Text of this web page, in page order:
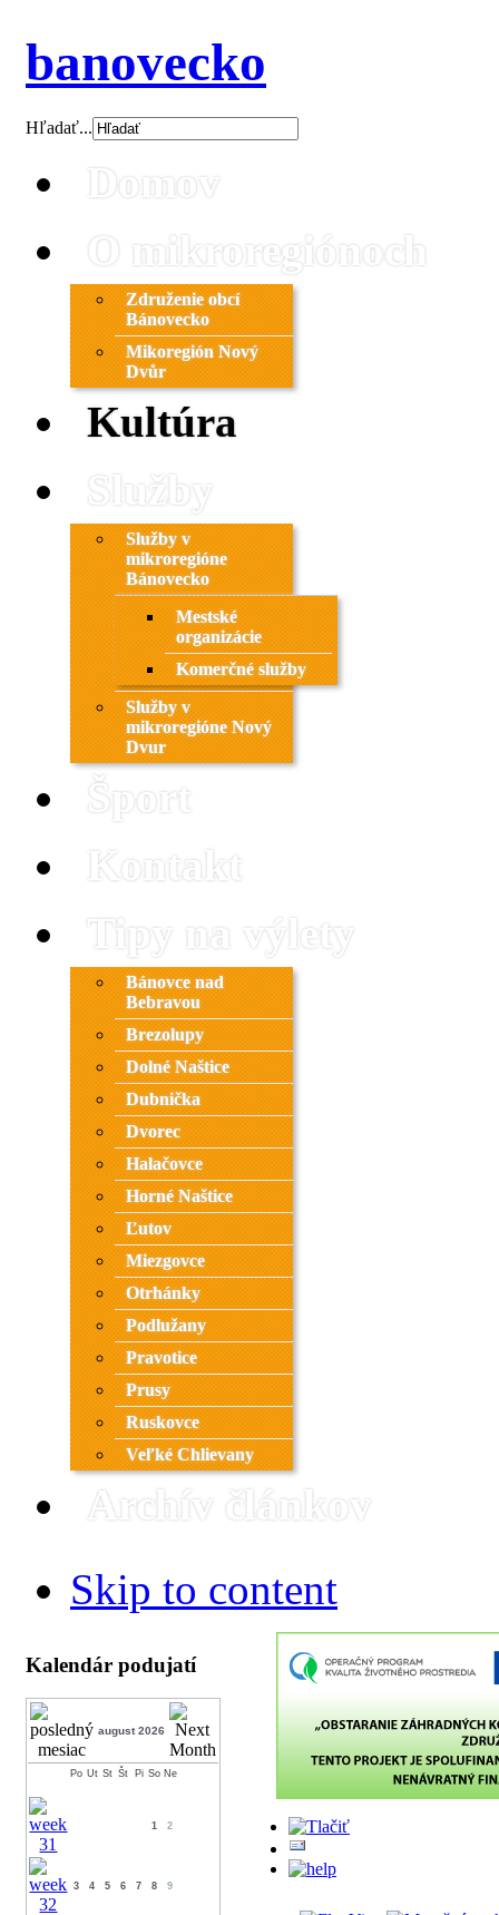
banovecko
Hľadať...
Domov
O mikroregiónoch
Združenie obcí
Bánovecko
Mikoregión Nový
Dvůr
Kultúra
Služby
Služby v
mikroregióne
Bánovecko
Mestské
organizácie
Komerčné služby
Služby v
mikroregióne Nový
Dvur
Šport
Kontakt
Tipy na výlety
Bánovce nad
Bebravou
Brezolupy
Dolné Naštice
Dubnička
Dvorec
Halačovce
Horné Naštice
Ľutov
Miezgovce
Otrhánky
Podlužany
Pravotice
Prusy
Ruskovce
Veľké Chlievany
Archív článkov
Skip to content
Kalendár podujatí
august 2026
Po Ut St Št Pi So Ne
1 2
3 4 5 6 7 8 9